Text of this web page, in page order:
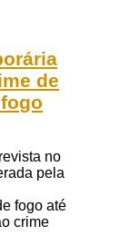
de
no
pela
fogo até
crime